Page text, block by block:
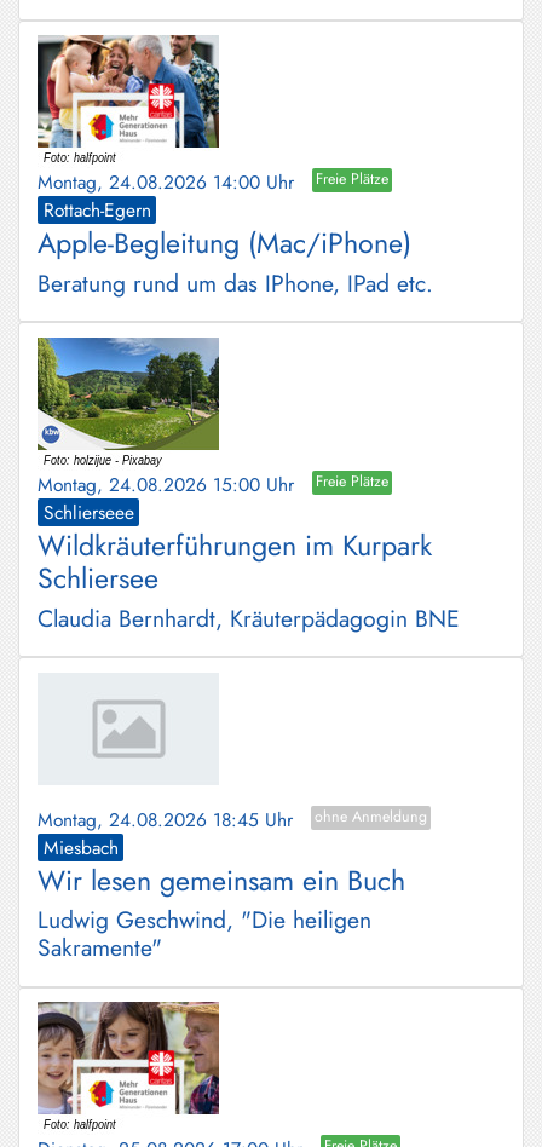
Montag, 24.08.2026 14:00 Uhr Freie Plätze
Rottach-Egern
Apple-Begleitung (Mac/iPhone)
Beratung rund um das IPhone, IPad etc.
Montag, 24.08.2026 15:00 Uhr Freie Plätze
Schlierseee
Wildkräuterführungen im Kurpark
Schliersee
Claudia Bernhardt, Kräuterpädagogin BNE
Montag, 24.08.2026 18:45 Uhr ohne Anmeldung
Miesbach
Wir lesen gemeinsam ein Buch
Ludwig Geschwind, "Die heiligen
Sakramente"